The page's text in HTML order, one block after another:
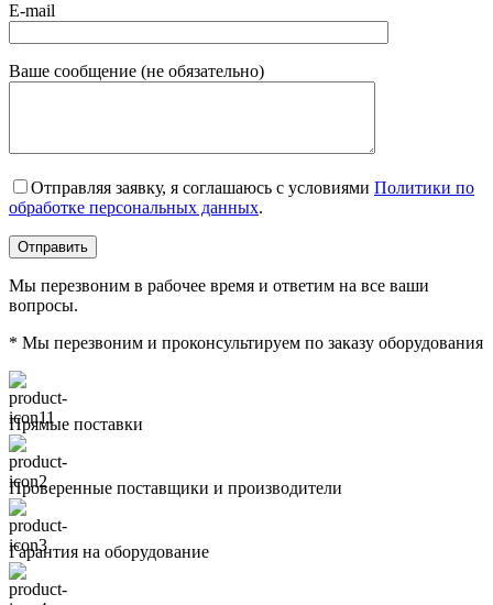
E-mail
Ваше сообщение (не обязательно)
Отправляя заявку, я соглашаюсь с условиями Политики по
обработке персональных данных.
Мы перезвоним в рабочее время и ответим на все ваши
вопросы.
* Мы перезвоним и проконсультируем по заказу оборудования
Прямые поставки
Проверенные поставщики и производители
Гарантия на оборудование